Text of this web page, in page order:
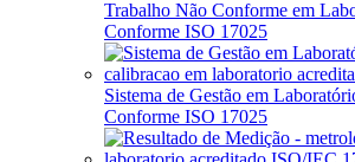
Trabalho Não Conforme em
Conforme ISO 17025
Sistema de Gestão em
Conforme ISO 17025